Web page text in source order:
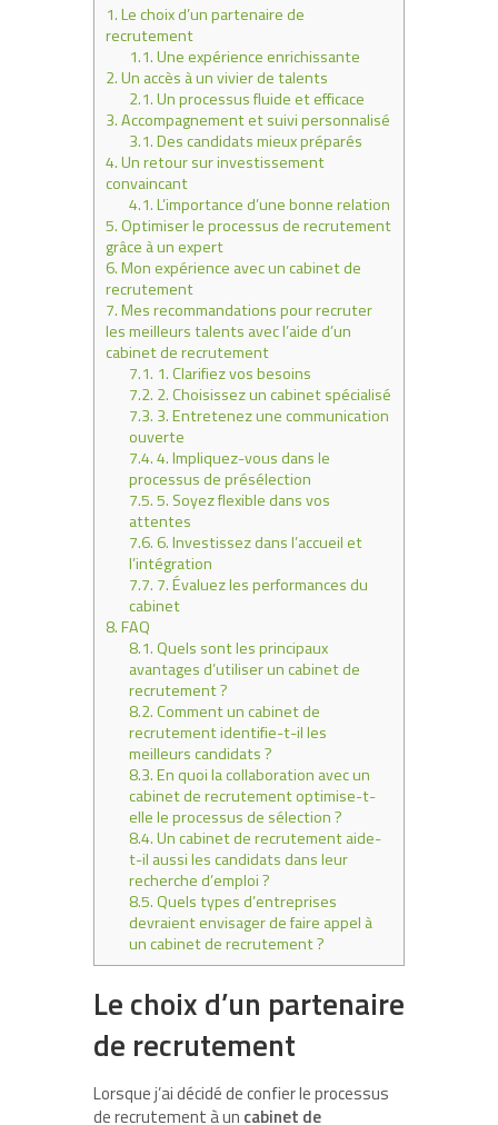
1.Le choix d’un partenaire de
recrutement
1.1.Une expérience enrichissante
2.Un accès à un vivier de talents
2.1.Un processus fluide et efficace
3.Accompagnement et suivi personnalisé
3.1.Des candidats mieux préparés
4.Un retour sur investissement
convaincant
4.1.L’importance d’une bonne relation
5.Optimiser le processus de recrutement
grâce à un expert
6.Mon expérience avec un cabinet de
recrutement
7.Mes recommandations pour recruter
les meilleurs talents avec l’aide d’un
cabinet de recrutement
7.1. 1. Clarifiez vos besoins
7.2. 2. Choisissez un cabinet spécialisé
7.3. 3. Entretenez une communication
ouverte
7.4.4. Impliquez-vous dans le
processus de présélection
7.5.5. Soyez flexible dans vos
attentes
7.6.6. Investissez dans l’accueil et
l’intégration
7.7. 7. Évaluez les performances du
cabinet
8.FAQ
8.1.Quels sont les principaux
avantages d’utiliser un cabinet de
recrutement ?
8.2.Comment un cabinet de
recrutement identifie-t-il les
meilleurs candidats ?
8.3.En quoi la collaboration avec un
cabinet de recrutement optimise-t-
elle le processus de sélection ?
8.4.Un cabinet de recrutement aide-
t-il aussi les candidats dans leur
recherche d’emploi ?
8.5.Quels types d’entreprises
devraient envisager de faire appel à
un cabinet de recrutement ?
Le choix d’un partenaire
de recrutement
Lorsque j’ai décidé de confier le processus
de recrutement à un cabinet de